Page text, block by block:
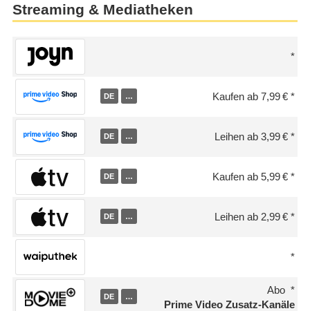
Streaming & Mediatheken
DE … Kaufen ab 7,99 €
DE … Leihen ab 3,99 €
DE … Kaufen ab 5,99 €
DE … Leihen ab 2,99 €
DE …
Abo
Prime Video Zusatz-Kanäle